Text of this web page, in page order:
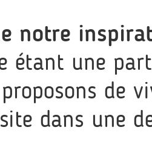
notre
étant une
de
dans une